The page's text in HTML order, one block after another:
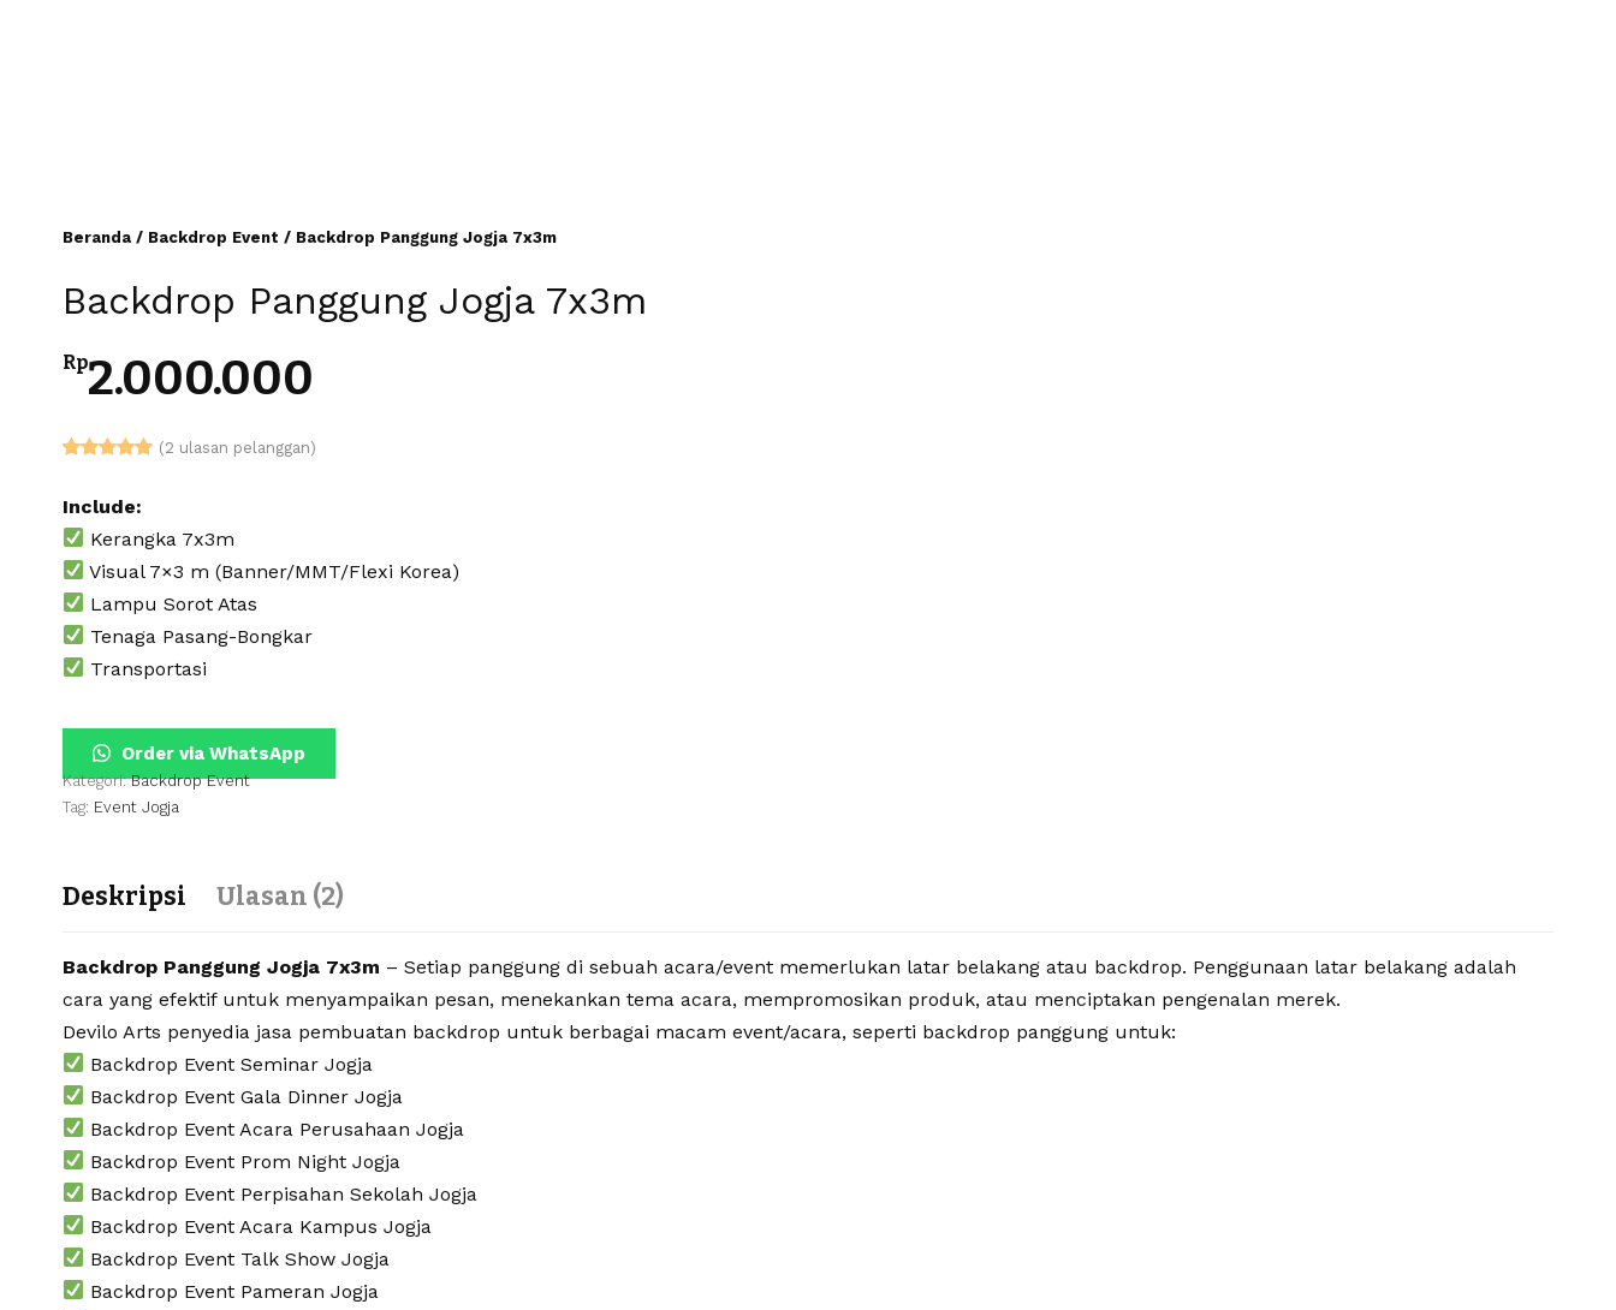
Beranda / Backdrop Event / Backdrop Panggung Jogja 7x3m
Backdrop Panggung Jogja 7x3m
Rp2.000.000
berdasarkan
penilaian
pelanggan
(2 ulasan pelanggan)
Include:
Kerangka 7x3m
Visual 7×3 m (Banner/MMT/Flexi Korea)
Lampu Sorot Atas
Tenaga Pasang-Bongkar
Transportasi
Order via WhatsApp
Kategori:Backdrop Event
Tag: Event Jogja
Deskripsi Ulasan (2)
Backdrop Panggung Jogja 7x3m – Setiap panggung di sebuah acara/event memerlukan latar belakang atau backdrop. Penggunaan latar belakang adalah
cara yang efektif untuk menyampaikan pesan, menekankan tema acara, mempromosikan produk, atau menciptakan pengenalan merek.
Devilo Arts penyedia jasa pembuatan backdrop untuk berbagai macam event/acara, seperti backdrop panggung untuk:
Backdrop Event Seminar Jogja
Backdrop Event Gala Dinner Jogja
Backdrop Event Acara Perusahaan Jogja
Backdrop Event Prom Night Jogja
Backdrop Event Perpisahan Sekolah Jogja
Backdrop Event Acara Kampus Jogja
Backdrop Event Talk Show Jogja
Backdrop Event Pameran Jogja